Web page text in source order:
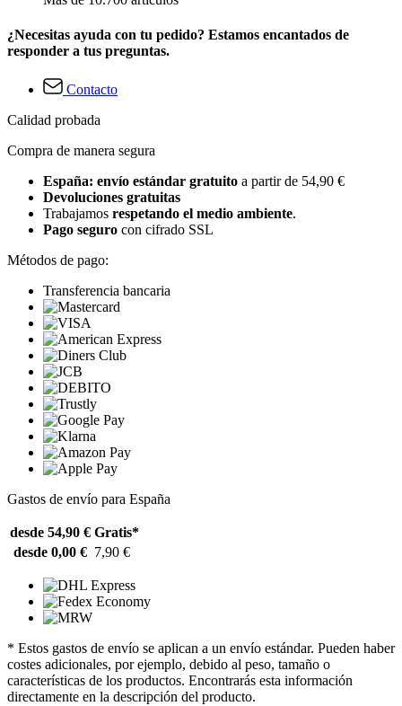
¿Necesitas ayuda con tu pedido? Estamos encantados de
responder a tus preguntas.
Contacto
Calidad probada
Compra de manera segura
España: envío estándar gratuito a partir de 54,90 €
Devoluciones gratuitas
Trabajamos respetando el medio ambiente.
Pago seguro con cifrado SSL
Métodos de pago:
Transferencia bancaria
Gastos de envío para España
desde 54,90 € Gratis*
desde 0,00 € 7,90 €
* Estos gastos de envío se aplican a un envío estándar. Pueden haber
costes adicionales, por ejemplo, debido al peso, tamaño o
características de los productos. Encontrarás esta información
directamente en la descripción del producto.